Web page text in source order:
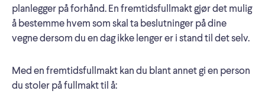
planlegger på forhånd. En fremtidsfullmakt gjør det mulig
å bestemme hvem som skal ta beslutninger på dine
vegne dersom du en dag ikke lenger er i stand til det selv.
Med en fremtidsfullmakt kan du blant annet gi en person
du stoler på fullmakt til å: